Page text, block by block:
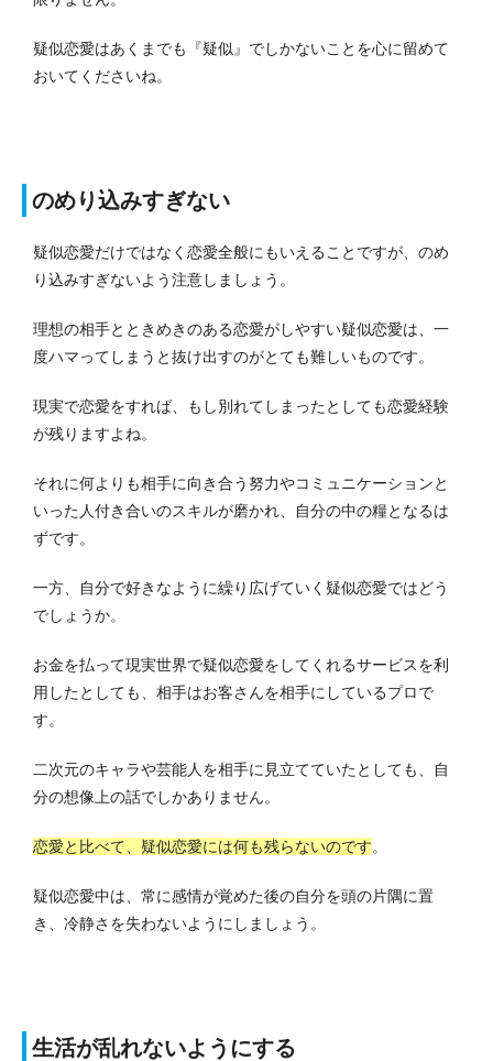
疑似恋愛はあくまでも『疑似』でしかないことを心に留めて
おいてくださいね。
のめり込みすぎない
疑似恋愛だけではなく恋愛全般にもいえることですが、のめ
り込みすぎないよう注意しましょう。
理想の相手とときめきのある恋愛がしやすい疑似恋愛は、一
度ハマってしまうと抜け出すのがとても難しいものです。
現実で恋愛をすれば、もし別れてしまったとしても恋愛経験
が残りますよね。
それに何よりも相手に向き合う努力やコミュニケーションと
いった人付き合いのスキルが磨かれ、自分の中の糧となるは
ずです。
一方、自分で好きなように繰り広げていく疑似恋愛ではどう
でしょうか。
お金を払って現実世界で疑似恋愛をしてくれるサービスを利
用したとしても、相手はお客さんを相手にしているプロで
す。
二次元のキャラや芸能人を相手に見立てていたとしても、自
分の想像上の話でしかありません。
恋愛と比べて、疑似恋愛には何も残らないのです。
疑似恋愛中は、常に感情が覚めた後の自分を頭の片隅に置
き、冷静さを失わないようにしましょう。
生活が乱れないようにする